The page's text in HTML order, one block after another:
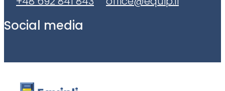
Social media